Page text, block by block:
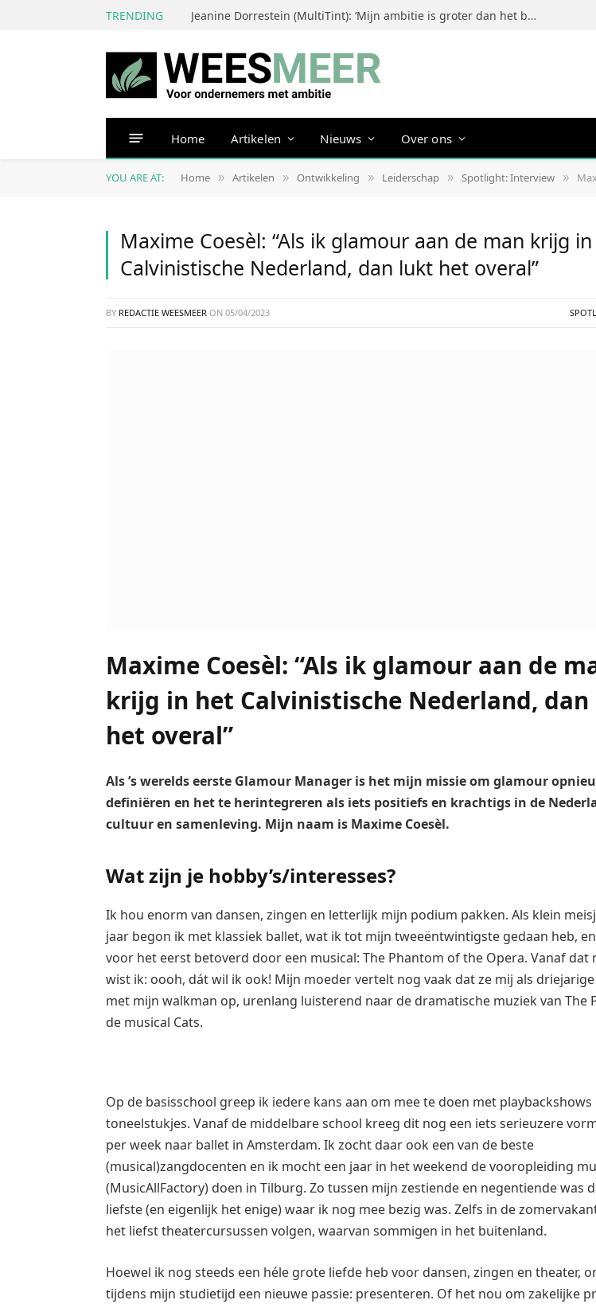
TRENDING Jeanine Dorrestein (MultiTint): ‘Mijn ambitie is groter dan het bouwen van een succesvol merk’
Home Artikelen Nieuws Over ons
YOU ARE AT: Home » Artikelen » Ontwikkeling » Leiderschap » Spotlight: Interview »
Maxime Coesèl: “Als ik glamour aan de man krijg
Calvinistische Nederland, dan lukt het overal”
BY REDACTIE WEESMEER ON 05/04/2023
Maxime Coesèl: “Als ik glamour aan de
krijg in het Calvinistische Nederland,
het overal”
Als ’s werelds eerste Glamour Manager is het mijn missie om glamour
definiëren en het te herintegreren als iets positiefs en krachtigs in de
cultuur en samenleving. Mijn naam is Maxime Coesèl.
Wat zijn je hobby’s/interesses?
Ik hou enorm van dansen, zingen en letterlijk mijn podium pakken. Als klein
jaar begon ik met klassiek ballet, wat ik tot mijn tweeëntwintigste gedaan heb,
voor het eerst betoverd door een musical: The Phantom of the Opera. Vanaf dat
wist ik: oooh, dát wil ik ook! Mijn moeder vertelt nog vaak dat ze mij als
met mijn walkman op, urenlang luisterend naar de dramatische muziek van The
de musical Cats.
Op de basisschool greep ik iedere kans aan om mee te doen met playbackshows
toneelstukjes. Vanaf de middelbare school kreeg dit nog een iets serieuzere
per week naar ballet in Amsterdam. Ik zocht daar ook een van de beste
(musical)zangdocenten en ik mocht een jaar in het weekend de vooropleiding
(MusicAllFactory) doen in Tilburg. Zo tussen mijn zestiende en negentiende was
liefste (en eigenlijk het enige) waar ik nog mee bezig was. Zelfs in de
het liefst theatercursussen volgen, waarvan sommigen in het buitenland.
Hoewel ik nog steeds een héle grote liefde heb voor dansen, zingen en theater,
tijdens mijn studietijd een nieuwe passie: presenteren. Of het nou om zakelijke